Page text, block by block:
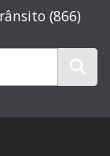
(866)